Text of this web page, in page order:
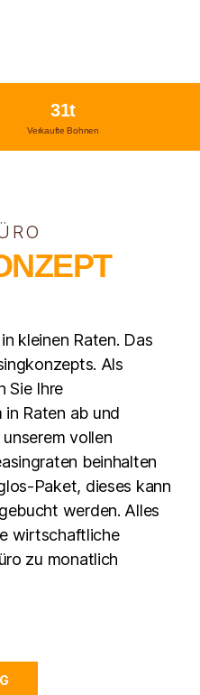
Verkaufte Bohnen
31t
kleinen Raten. Das
Als
Sie Ihre
in Raten ab und
vollen
beinhalten
Paket, dieses kann
werden. Alles
wirtschaftliche
zu monatlich